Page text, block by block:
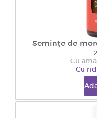
Semințe de
Cu
Cu